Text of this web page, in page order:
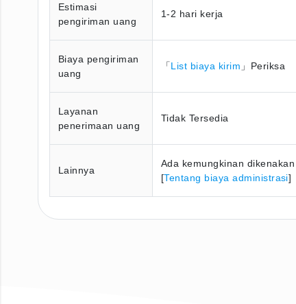
Estimasi
pengiriman uang
1-2 hari kerja
Biaya pengiriman
uang
「List biaya kirim 」Periksa
Layanan
penerimaan uang
Tidak Tersedia
Lainnya
Ada kemungkinan
[Tentang biaya administrasi]